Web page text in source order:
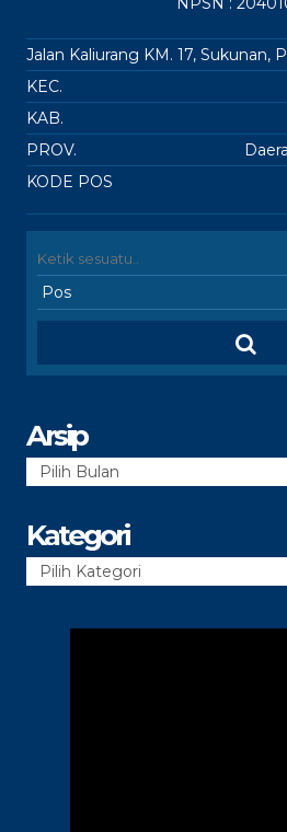
Jalan Kaliurang KM. 17, Sukunan,
KEC.
KAB.
PROV.
KODE POS
Arsip
Arsip
Kategori
Kategori